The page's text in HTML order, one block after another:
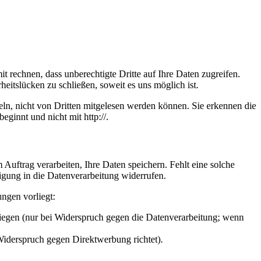
rechnen, dass unberechtigte Dritte auf Ihre Daten zugreifen.
zu schließen, soweit es uns möglich ist.
nicht von Dritten mitgelesen werden können. Sie erkennen die
und nicht mit http://.
verarbeiten, Ihre Daten speichern. Fehlt eine solche
in die Datenverarbeitung widerrufen.
vorliegt:
(nur bei Widerspruch gegen die Datenverarbeitung; wenn
gegen Direktwerbung richtet).